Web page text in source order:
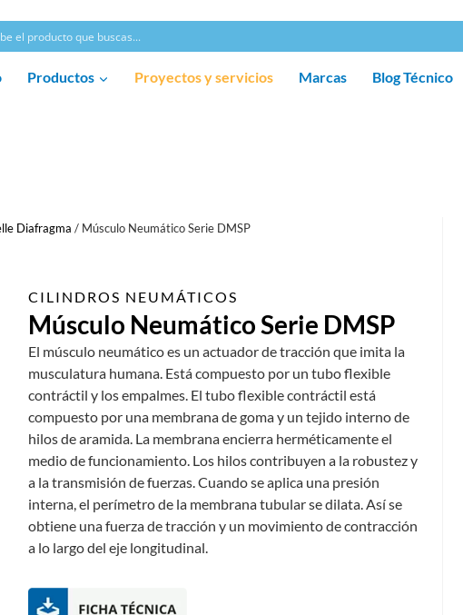
Productos Proyectos y servicios Marcas Blog Técnico
Diafragma / Músculo Neumático Serie DMSP
CILINDROS NEUMÁTICOS
Músculo Neumático Serie DMSP
El músculo neumático es un actuador de tracción que imita la
musculatura humana. Está compuesto por un tubo flexible
contráctil y los empalmes. El tubo flexible contráctil está
compuesto por una membrana de goma y un tejido interno de
hilos de aramida. La membrana encierra herméticamente el
medio de funcionamiento. Los hilos contribuyen a la robustez y
a la transmisión de fuerzas. Cuando se aplica una presión
interna, el perímetro de la membrana tubular se dilata. Así se
obtiene una fuerza de tracción y un movimiento de contracción
a lo largo del eje longitudinal.